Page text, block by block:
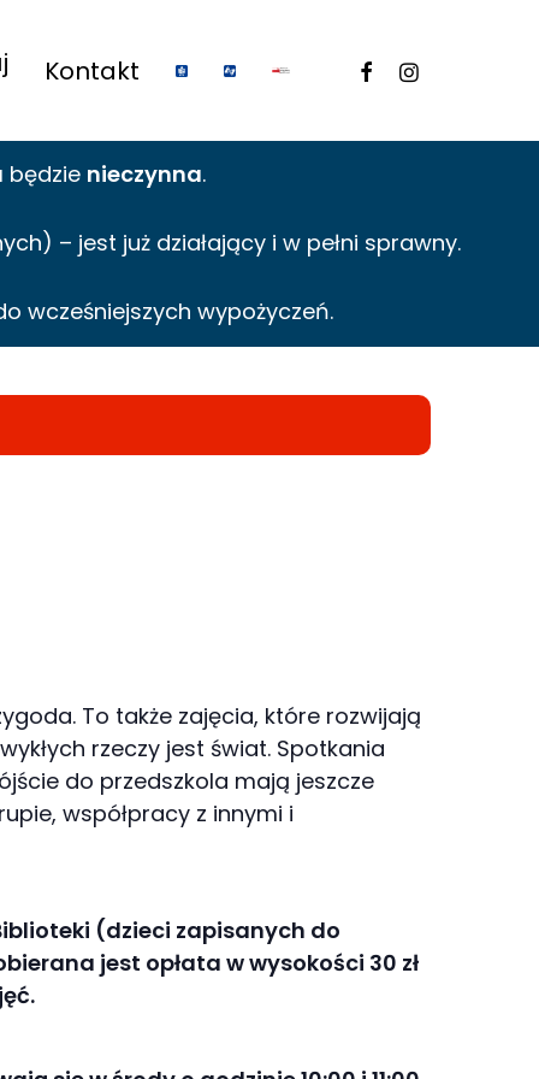
Kontakt facebookinstagram
będzie nieczynna.
– jest już działający i w pełni sprawny.
wcześniejszych wypożyczeń.
To także zajęcia, które rozwijają
rzeczy jest świat. Spotkania
do przedszkola mają jeszcze
współpracy z innymi i
(dzieci zapisanych do
jest opłata w wysokości 30 zł